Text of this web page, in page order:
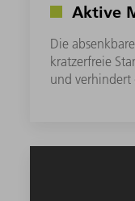
Aktive
Die
kratzerfreie
und verhindert